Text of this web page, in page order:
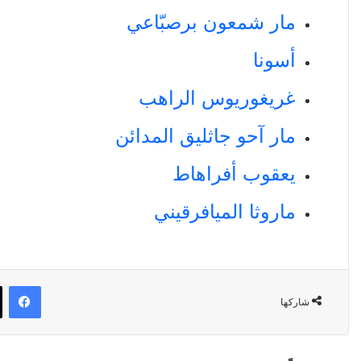
مار شمعون برصبّاعي
أسونا
غريغوريوس الراهب
مار آحو جاثليق المدائن
يعقوب أفراهاط
ماروثا الميافرقيني
شاركها